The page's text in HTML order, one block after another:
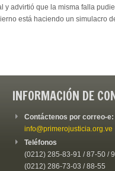
y advirtió que la misma falla
está haciendo un simulacro
INFORMACIÓN DE
Contáctenos por correo-e:
info@primerojusticia.org.ve
Teléfonos
(0212) 285-83-91 / 87-50 /
(0212) 286-73-03 / 88-55